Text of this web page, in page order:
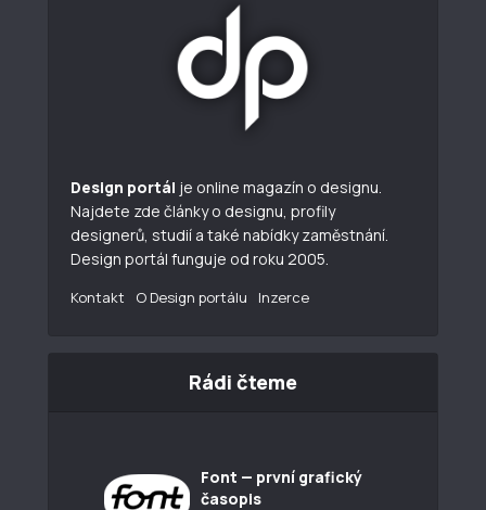
Design portál je online magazín o designu.
Najdete zde články o designu, profily
designerů, studií a také nabídky zaměstnání.
Design portál funguje od roku 2005.
Kontakt O Design portálu Inzerce
Rádi čteme
Font — první grafický
časopis